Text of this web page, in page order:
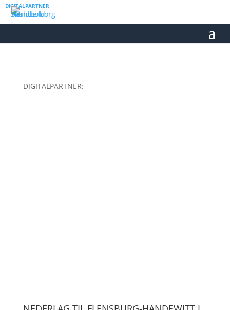
DIGITALPARTNER
DIGITALPARTNER: